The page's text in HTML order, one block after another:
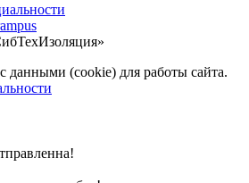
(cookie) для работы сайта.